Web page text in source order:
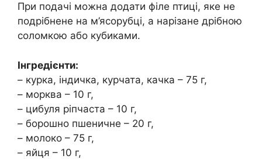
При подачі можна додати філе птиці, яке не
подрібнене на м’ясорубці, а нарізане дрібною
соломкою або кубиками.
Інгредієнти:
– курка, індичка, курчата, качка – 75 г,
– морква – 10 г,
– цибуля ріпчаста – 10 г,
– борошно пшеничне – 20 г,
– молоко – 75 г,
– яйця – 10 г,